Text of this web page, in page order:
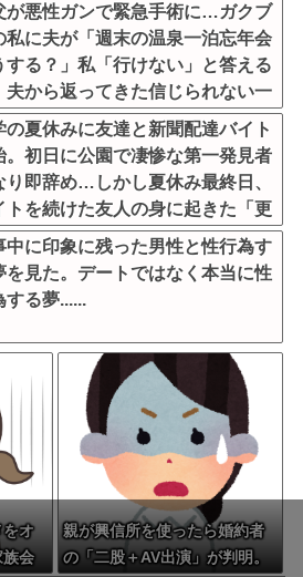
が悪性ガンで緊急手術に…ガクブ
私に夫が「週末の温泉一泊忘年会
する？」私「行けない」と答える
夫から返ってきた信じられない一
どもたちの方が何倍も常識的で
の夏休みに友達と新聞配達バイト
。初日に公園で凄惨な第一発見者
り即辞め…しかし夏休み最終日、
トを続けた友人の身に起きた「更
悲劇」←このバイト先、呪われす
中に印象に残った男性と性行為す
を見た。デートではなく本当に性
する夢......
をオ
族会
親が興信所を使ったら婚約者
の「二股＋AV出演」が判明。